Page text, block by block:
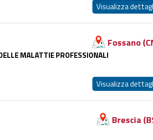
Visualizza
Fossano
MALATTIE PROFESSIONALI
Visualizza
Brescia